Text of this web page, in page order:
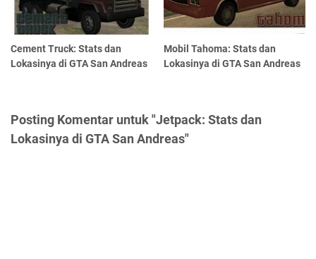
Cement Truck: Stats dan
Lokasinya di GTA San Andreas
Mobil Tahoma: Stats dan
Lokasinya di GTA San Andreas
Posting Komentar untuk "Jetpack: Stats dan
Lokasinya di GTA San Andreas"